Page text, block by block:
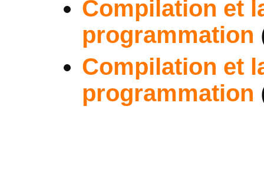
Compilation et
programmation
Compilation et
programmation